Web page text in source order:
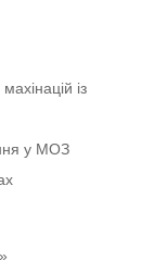
із
у МОЗ